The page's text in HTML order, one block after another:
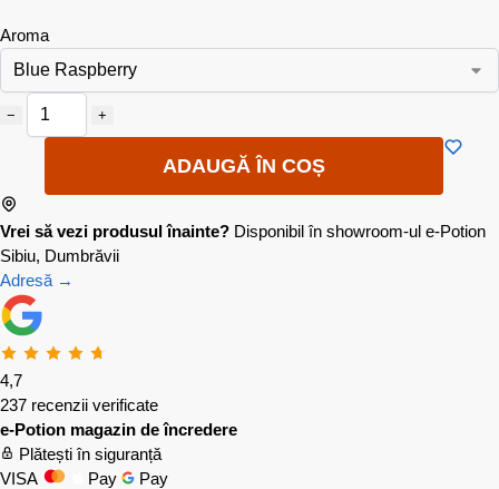
Aroma
− +
ADAUGĂ ÎN COȘ
Vrei să vezi produsul înainte? Disponibil în showroom-ul e-Potion
Sibiu, Dumbrăvii
Adresă →
4,7
237 recenzii verificate
e-Potion magazin de încredere
Plătești în siguranță
VISA
Pay Pay